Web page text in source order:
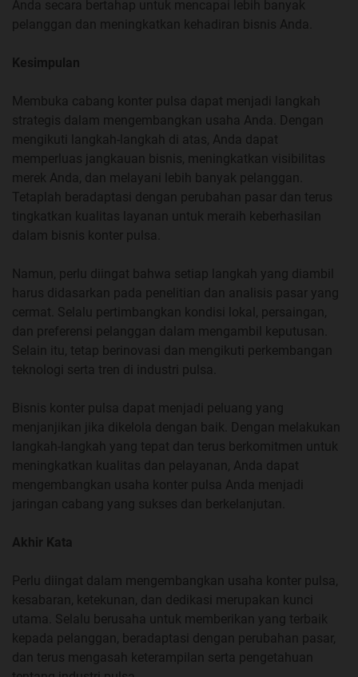
Anda secara bertahap untuk mencapai lebih banyak
pelanggan dan meningkatkan kehadiran bisnis Anda.
Kesimpulan
Membuka cabang konter pulsa dapat menjadi langkah
strategis dalam mengembangkan usaha Anda. Dengan
mengikuti langkah-langkah di atas, Anda dapat
memperluas jangkauan bisnis, meningkatkan visibilitas
merek Anda, dan melayani lebih banyak pelanggan.
Tetaplah beradaptasi dengan perubahan pasar dan terus
tingkatkan kualitas layanan untuk meraih keberhasilan
dalam bisnis konter pulsa.
Namun, perlu diingat bahwa setiap langkah yang diambil
harus didasarkan pada penelitian dan analisis pasar yang
cermat. Selalu pertimbangkan kondisi lokal, persaingan,
dan preferensi pelanggan dalam mengambil keputusan.
Selain itu, tetap berinovasi dan mengikuti perkembangan
teknologi serta tren di industri pulsa.
Bisnis konter pulsa dapat menjadi peluang yang
menjanjikan jika dikelola dengan baik. Dengan melakukan
langkah-langkah yang tepat dan terus berkomitmen untuk
meningkatkan kualitas dan pelayanan, Anda dapat
mengembangkan usaha konter pulsa Anda menjadi
jaringan cabang yang sukses dan berkelanjutan.
Akhir Kata
Perlu diingat dalam mengembangkan usaha konter pulsa,
kesabaran, ketekunan, dan dedikasi merupakan kunci
utama. Selalu berusaha untuk memberikan yang terbaik
kepada pelanggan, beradaptasi dengan perubahan pasar,
dan terus mengasah keterampilan serta pengetahuan